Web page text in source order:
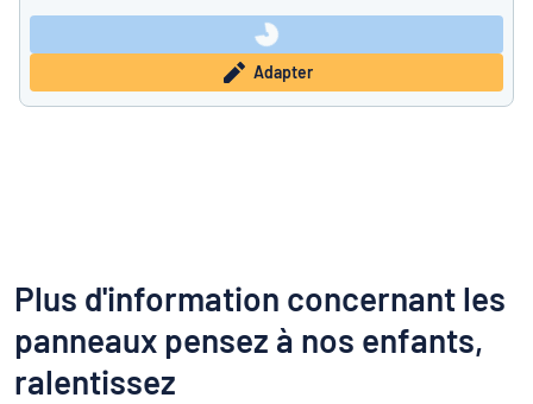
Adapter
Plus d'information concernant les
panneaux pensez à nos enfants,
ralentissez